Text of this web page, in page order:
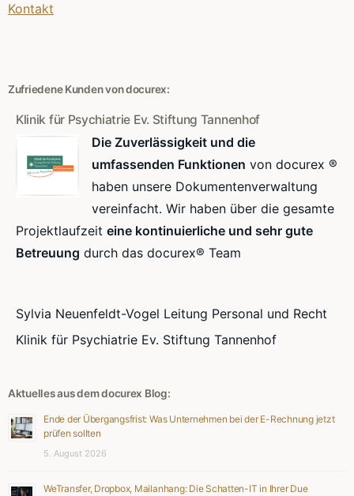
Kontakt
Zufriedene Kunden von docurex:
Klinik für Psychiatrie Ev. Stiftung Tannenhof
Die Zuverlässigkeit und die
umfassenden Funktionen von docurex ®
haben unsere Dokumentenverwaltung
vereinfacht. Wir haben über die gesamte
Projektlaufzeit eine kontinuierliche und sehr gute
Betreuung durch das docurex® Team
Sylvia Neuenfeldt-Vogel Leitung Personal und Recht
Klinik für Psychiatrie Ev. Stiftung Tannenhof
Aktuelles aus dem docurex Blog:
Ende der Übergangsfrist: Was Unternehmen bei der E-Rechnung jetzt
prüfen sollten
5. August 2026
WeTransfer, Dropbox, Mailanhang: Die Schatten-IT in Ihrer Due